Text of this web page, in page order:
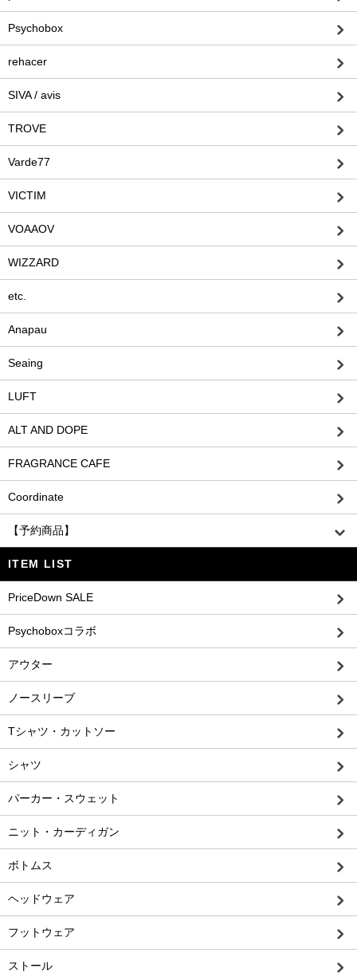
Psychobox
rehacer
SIVA / avis
TROVE
Varde77
VICTIM
VOAAOV
WIZZARD
etc.
Anapau
Seaing
LUFT
ALT AND DOPE
FRAGRANCE CAFE
Coordinate
【予約商品】
ITEM LIST
PriceDown SALE
Psychoboxコラボ
アウター
ノースリーブ
Tシャツ・カットソー
シャツ
パーカー・スウェット
ニット・カーディガン
ボトムス
ヘッドウェア
フットウェア
ストール